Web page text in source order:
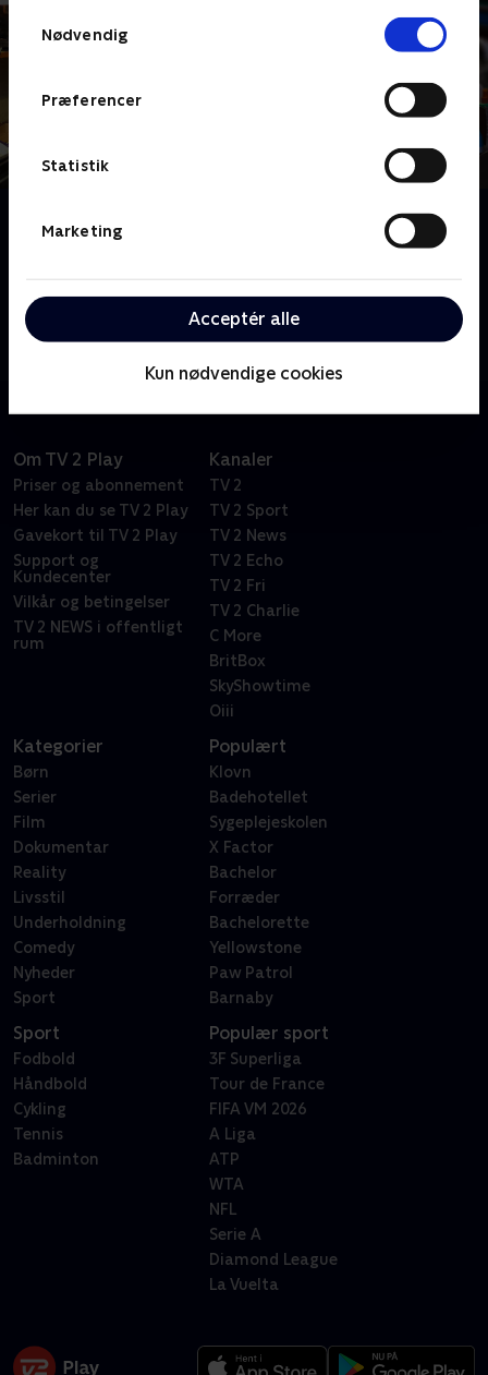
Nødvendig
Præferencer
Statistik
Marketing
Acceptér alle
Kun nødvendige cookies
Få en oplevelse fra en svunden tid. Sorte penge,
forrygende livshistorier fra et par ældre herrer, der
langt over pensionsalderen holder stædigt fast i
Om TV 2 Play
Priser og abonnement
Her kan du se TV 2 Play
Gavekort til TV 2 Play
Support og
Kundecenter
Vilkår og betingelser
TV 2 NEWS i offentligt
rum
Kanaler
TV 2
TV 2 Sport
TV 2 News
TV 2 Echo
TV 2 Fri
TV 2 Charlie
C More
BritBox
SkyShowtime
Oiii
Kategorier
Børn
Serier
Film
Dokumentar
Reality
Livsstil
Underholdning
Comedy
Nyheder
Sport
Populært
Klovn
Badehotellet
Sygeplejeskolen
X Factor
Bachelor
Forræder
Bachelorette
Yellowstone
Paw Patrol
Barnaby
Sport
Fodbold
Håndbold
Cykling
Tennis
Badminton
Populær sport
3F Superliga
Tour de France
FIFA VM 2026
A Liga
ATP
WTA
NFL
Serie A
Diamond League
La Vuelta